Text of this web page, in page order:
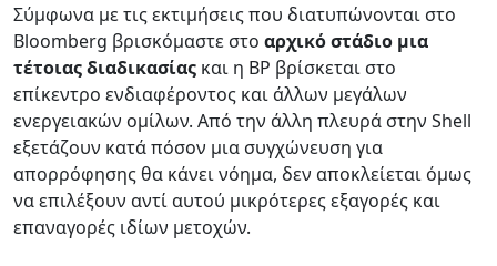
Σύμφωνα με τις εκτιμήσεις που διατυπώνονται στο
Bloomberg βρισκόμαστε στο αρχικό στάδιο μια
τέτοιας διαδικασίας και η BP βρίσκεται στο
επίκεντρο ενδιαφέροντος και άλλων μεγάλων
ενεργειακών ομίλων. Από την άλλη πλευρά στην Shell
εξετάζουν κατά πόσον μια συγχώνευση για
απορρόφησης θα κάνει νόημα, δεν αποκλείεται όμως
να επιλέξουν αντί αυτού μικρότερες εξαγορές και
επαναγορές ιδίων μετοχών.